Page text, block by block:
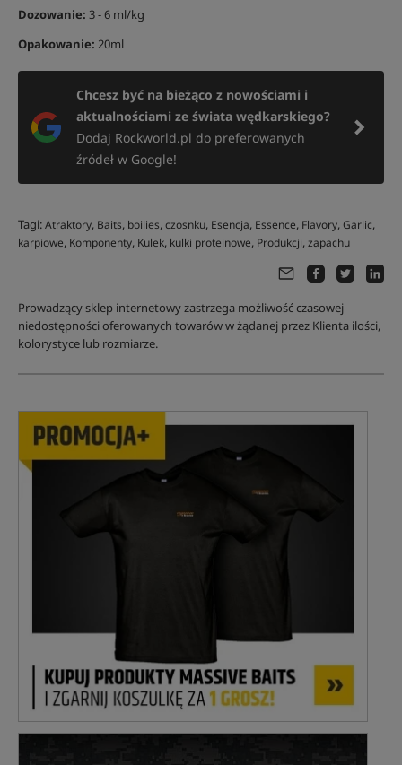
Dozowanie: 3 - 6 ml/kg
Opakowanie: 20ml
Chcesz być na bieżąco z nowościami i
aktualnościami ze świata wędkarskiego?
Dodaj Rockworld.pl do preferowanych
źródeł w Google!
Tagi:Atraktory, Baits, boilies,czosnku, Esencja, Essence, Flavory,Garlic,
karpiowe, Komponenty, Kulek, kulki proteinowe, Produkcji,zapachu
Prowadzący sklep internetowy zastrzega możliwość czasowej
niedostępności oferowanych towarów w żądanej przez Klienta ilości,
kolorystyce lub rozmiarze.